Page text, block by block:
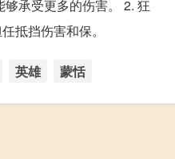
承受更多的伤害。 2. 狂
抵挡伤害和保。
英雄 蒙恬